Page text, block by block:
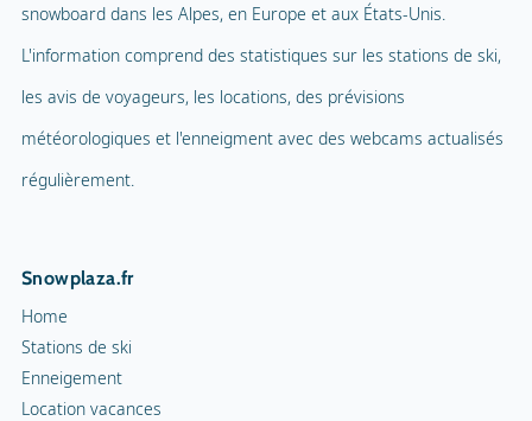
Parc d'aventure
Terrain de jeux
Mascotte
Piscine intérieure
Ballade en ballon
Tennis en salle
Sentiers de randonnée
Patinoire intérieure
snowboard dans les Alpes, en Europe et aux États-Unis.
L'information comprend des statistiques sur les stations de ski,
les avis de voyageurs, les locations, des prévisions
météorologiques et l'enneigment avec des webcams actualisés
régulièrement.
Snowplaza.fr
Home
Stations de ski
Enneigement
Location vacances